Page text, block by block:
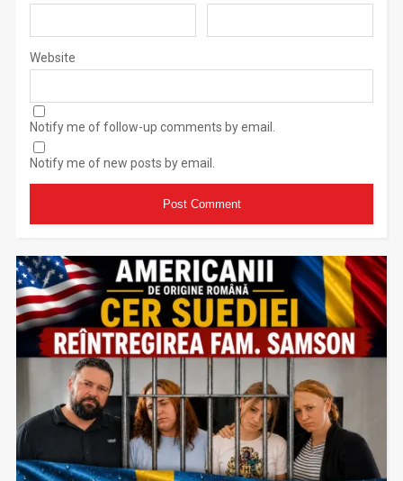
Website
Notify me of follow-up comments by email.
Notify me of new posts by email.